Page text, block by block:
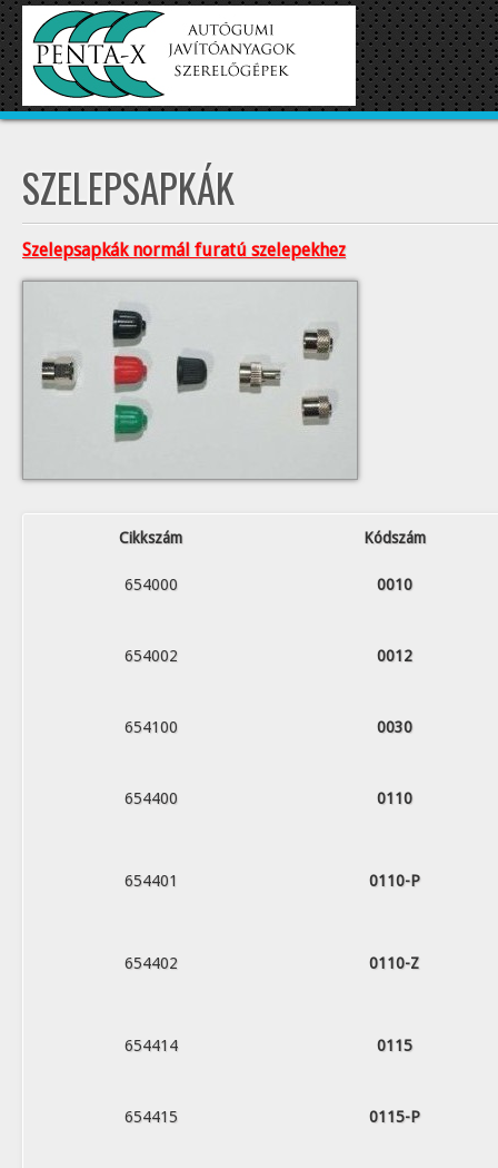
SZELEPSAPKÁK
Szelepsapkák normál furatú szelepekhez
Cikkszám Kódszám
654000 0010
654002 0012
654100 0030
654400 0110
654401 0110-P
654402 0110-Z
654414 0115
654415 0115-P